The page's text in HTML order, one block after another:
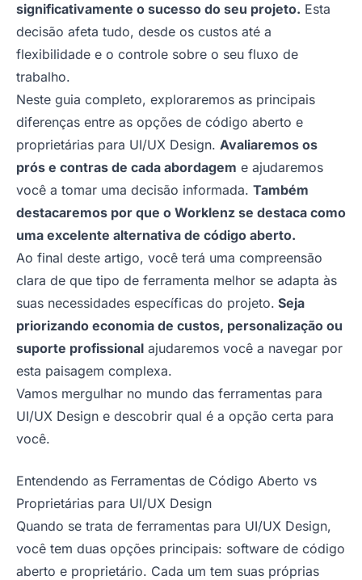
significativamente o sucesso do seu projeto. Esta
decisão afeta tudo, desde os custos até a
flexibilidade e o controle sobre o seu fluxo de
trabalho.
Neste guia completo, exploraremos as principais
diferenças entre as opções de código aberto e
proprietárias para UI/UX Design. Avaliaremos os
prós e contras de cada abordagem e ajudaremos
você a tomar uma decisão informada. Também
destacaremos por que o Worklenz se destaca como
uma excelente alternativa de código aberto.
Ao final deste artigo, você terá uma compreensão
clara de que tipo de ferramenta melhor se adapta às
suas necessidades específicas do projeto. Seja
priorizando economia de custos, personalização ou
suporte profissional ajudaremos você a navegar por
esta paisagem complexa.
Vamos mergulhar no mundo das ferramentas para
UI/UX Design e descobrir qual é a opção certa para
você.
Entendendo as Ferramentas de Código Aberto vs
Proprietárias para UI/UX Design
Quando se trata de ferramentas para UI/UX Design,
você tem duas opções principais: software de código
aberto e proprietário. Cada um tem suas próprias